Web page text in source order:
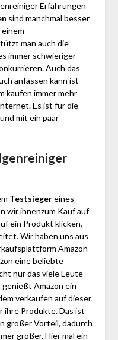
Erfahrungen
sind manchmal besser
man auch die
immer schwieriger
Auch das
anfassen kann ist
kaufen immer mehr
Es ist für die
mit ein paar
Testsiegereines
wir ihnenzum Kauf auf
ein Produkt klicken,
Wir haben uns aus
Amazon
eine beliebte
nur das viele Leute
Amazon ein
verkaufen auf dieser
ihre Produkte. Das ist
großer Vorteil, dadurch
größer. Hier mal ein